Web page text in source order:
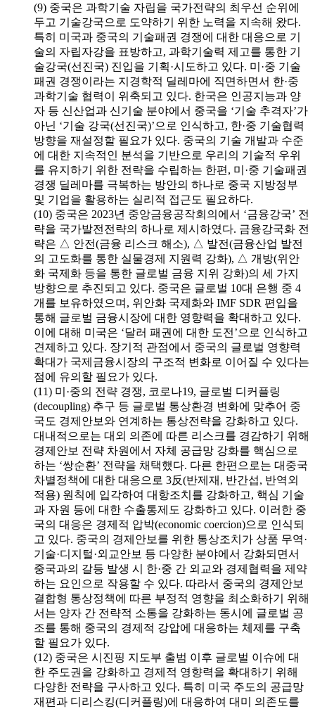
(9) 중국은 과학기술 자립을 국가전략의 최우선 순위에
두고 기술강국으로 도약하기 위한 노력을 지속해 왔다.
특히 미국과 중국의 기술패권 경쟁에 대한 대응으로 기
술의 자립자강을 표방하고, 과학기술력 제고를 통한 기
술강국(선진국) 진입을 기획·시도하고 있다. 미·중 기술
패권 경쟁이라는 지경학적 딜레마에 직면하면서 한·중
과학기술 협력이 위축되고 있다. 한국은 인공지능과 양
자 등 신산업과 신기술 분야에서 중국을 ‘기술 추격자’가
아닌 ‘기술 강국(선진국)’으로 인식하고, 한·중 기술협력
방향을 재설정할 필요가 있다. 중국의 기술 개발과 수준
에 대한 지속적인 분석을 기반으로 우리의 기술적 우위
를 유지하기 위한 전략을 수립하는 한편, 미·중 기술패권
경쟁 딜레마를 극복하는 방안의 하나로 중국 지방정부
및 기업을 활용하는 실리적 접근도 필요하다.
(10) 중국은 2023년 중앙금융공작회의에서 ‘금융강국’ 전
략을 국가발전전략의 하나로 제시하였다. 금융강국화 전
략은 △ 안전(금융 리스크 해소), △ 발전(금융산업 발전
의 고도화를 통한 실물경제 지원력 강화), △ 개방(위안
화 국제화 등을 통한 글로벌 금융 지위 강화)의 세 가지
방향으로 추진되고 있다. 중국은 글로벌 10대 은행 중 4
개를 보유하였으며, 위안화 국제화와 IMF SDR 편입을
통해 글로벌 금융시장에 대한 영향력을 확대하고 있다.
이에 대해 미국은 ‘달러 패권에 대한 도전’으로 인식하고
견제하고 있다. 장기적 관점에서 중국의 글로벌 영향력
확대가 국제금융시장의 구조적 변화로 이어질 수 있다는
점에 유의할 필요가 있다.
(11) 미·중의 전략 경쟁, 코로나19, 글로벌 디커플링
(decoupling) 추구 등 글로벌 통상환경 변화에 맞추어 중
국도 경제안보와 연계하는 통상전략을 강화하고 있다.
대내적으로는 대외 의존에 따른 리스크를 경감하기 위해
경제안보 전략 차원에서 자체 공급망 강화를 핵심으로
하는 ‘쌍순환’ 전략을 채택했다. 다른 한편으로는 대중국
차별정책에 대한 대응으로 3反(반제재, 반간섭, 반역외
적용) 원칙에 입각하여 대항조치를 강화하고, 핵심 기술
과 자원 등에 대한 수출통제도 강화하고 있다. 이러한 중
국의 대응은 경제적 압박(economic coercion)으로 인식되
고 있다. 중국의 경제안보를 위한 통상조치가 상품 무역·
기술·디지털·외교안보 등 다양한 분야에서 강화되면서
중국과의 갈등 발생 시 한·중 간 외교와 경제협력을 제약
하는 요인으로 작용할 수 있다. 따라서 중국의 경제안보
결합형 통상정책에 따른 부정적 영향을 최소화하기 위해
서는 양자 간 전략적 소통을 강화하는 동시에 글로벌 공
조를 통해 중국의 경제적 강압에 대응하는 체제를 구축
할 필요가 있다.
(12) 중국은 시진핑 지도부 출범 이후 글로벌 이슈에 대
한 주도권을 강화하고 경제적 영향력을 확대하기 위해
다양한 전략을 구사하고 있다. 특히 미국 주도의 공급망
재편과 디리스킹(디커플링)에 대응하여 대미 의존도를